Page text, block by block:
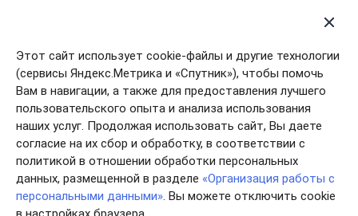
Этот сайт использует cookie-файлы и другие технологии
(сервисы Яндекс.Метрика и «Спутник»), чтобы помочь
Вам в навигации, а также для предоставления лучшего
пользовательского опыта и анализа использования
наших услуг. Продолжая использовать сайт, Вы даете
согласие на их сбор и обработку, в соответствии с
политикой в отношении обработки персональных
данных, размещенной в разделе «Организация работы с
персональными данными». Вы можете отключить cookie
Ивановской области
Правовой портал
Минюста России
Работа в России
Правительство РФ
Президент РФ